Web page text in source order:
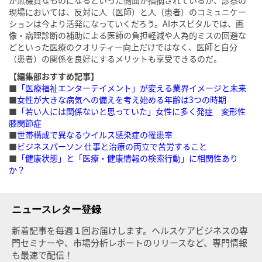
現場においては、反対に人（医師）と人（患者）のコミュニケー
ションは今より活発になっていくだろう。AIホスピタルでは、画
像・病理診断の補助による医師の負担軽減や人為的ミスの回避な
どといった医療のクオリティー向上だけではなく、医師と自分
（患者）の関係を良好にするメリットも享受できるのだ。
【編集部おすすめ記事】
■ 「医療福祉エンターテイメント」が変える業界イメージと未来
■女性が大きな病気への備えを考え始める年齢は3つの時期
■ 「若い人には関係ないと思っていた」女性に多く発症 変形性
膝関節症
■世帯構成で異なるウイルス感染症の罹患率
■ビジネスパーソン 仕事と治療の両立で苦労すること
■ 「健康状態」と「医療・健康情報の検索行動」に相関性あり
か？
ニュースレター登録
新着記事を毎週１回お届けします。ヘルスケアビジネスの専
門セミナーや、市場分析レポートのリリースなど、専門情報
も最速で配信！